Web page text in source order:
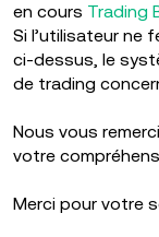
en cours Trading
Si l’utilisateur ne
ci-dessus, le
de trading
Nous vous
votre
Merci pour votre